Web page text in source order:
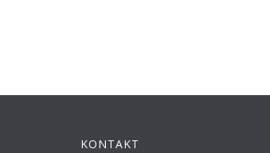
KONTAKT